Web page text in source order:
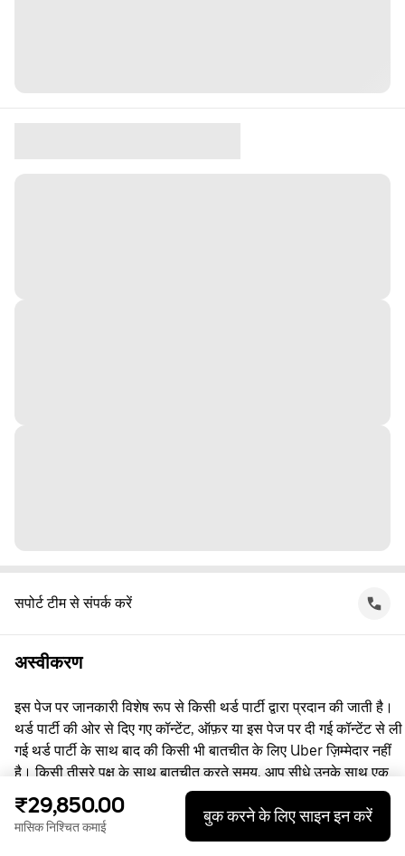
सपोर्ट टीम से संपर्क करें
अस्वीकरण
इस पेज पर जानकारी विशेष रूप से किसी थर्ड पार्टी द्वारा प्रदान की जाती है।
थर्ड पार्टी की ओर से दिए गए कॉन्टेंट, ऑफ़र या इस पेज पर दी गई कॉन्टेंट से ली
गई थर्ड पार्टी के साथ बाद की किसी भी बातचीत के लिए Uber ज़िम्मेदार नहीं
है। किसी तीसरे पक्ष के साथ बातचीत करते समय, आप सीधे उनके साथ एक
समझौता करते हैं, जिसमें Uber पक्षकार नहीं है। सवाल पूछने के लिए, कृपया
सीधे तीसरे पक्ष से संपर्क करें।
₹29,850.00
मासिक निश्चित कमाई
बुक करने के लिए साइन इन करें